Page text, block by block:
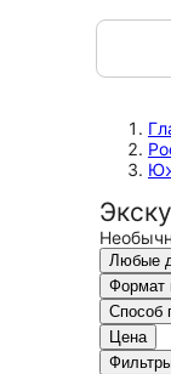
Любые
Формат
Способ
Цена